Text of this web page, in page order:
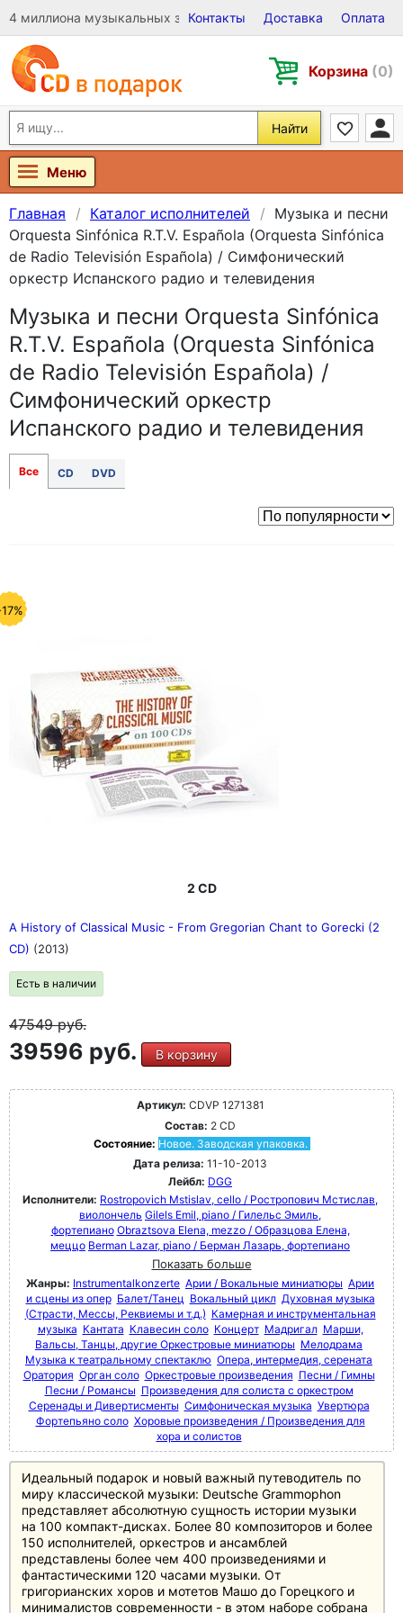
4 миллиона музыкальных записей на Виниле, CD и DVD
Контакты Доставка Оплата
Корзина (0)
Найти
Меню
Главная Каталог исполнителей
Музыка и песни
Orquesta Sinfónica R.T.V. Española (Orquesta Sinfónica
de Radio Televisión Española) / Симфонический
оркестр Испанского радио и телевидения
Музыка и песни Orquesta Sinfónica
R.T.V. Española (Orquesta Sinfónica
de Radio Televisión Española) /
Симфонический оркестр
Испанского радио и телевидения
Все CD DVD
2 CD
A History of Classical Music - From Gregorian Chant to Gorecki (2
CD) (2013)
Есть в наличии
47549руб.
39596 руб. В корзину
Артикул: CDVP 1271381
Состав: 2 CD
Состояние: Новое. Заводская упаковка.
Дата релиза: 11-10-2013
Лейбл: DGG
Исполнители: Rostropovich Mstislav, cello / Ростропович Мстислав,
виолончель Gilels Emil, piano / Гилельс Эмиль,
фортепиано Obraztsova Elena, mezzo / Образцова Елена,
меццо Berman Lazar, piano / Берман Лазарь, фортепиано
Показать больше
Жанры: Instrumentalkonzerte Арии / Вокальные миниатюры Арии
и сцены из опер Балет/Танец Вокальный цикл Духовная музыка
(Страсти, Мессы, Реквиемы и т.д.) Камерная и инструментальная
музыка Кантата Клавесин соло Концерт Мадригал Марши,
Вальсы, Танцы, другие Оркестровые миниатюры Мелодрама
Музыка к театральному спектаклю Опера, интермедия, серената
Оратория Орган соло Оркестровые произведения Песни / Гимны
Песни / Романсы Произведения для солиста с оркестром
Серенады и Дивертисменты Симфоническая музыка Увертюра
Фортепьяно соло Хоровые произведения / Произведения для
хора и солистов
Идеальный подарок и новый важный путеводитель по
миру классической музыки: Deutsche Grammophon
представляет абсолютную сущность истории музыки
на 100 компакт-дисках. Более 80 композиторов и более
150 исполнителей, оркестров и ансамблей
представлены более чем 400 произведениями и
фантастическими 120 часами музыки. От
григорианских хоров и мотетов Машо до Горецкого и
минималистов современности - в этом наборе собрана